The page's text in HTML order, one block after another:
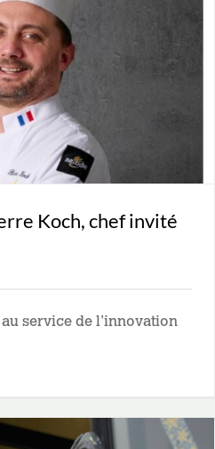
Koch, chef invité
service de l’innovation